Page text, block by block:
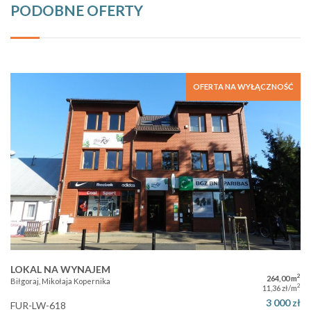
PODOBNE OFERTY
OFERTA NA WYŁĄCZNOŚĆ
LOKAL NA WYNAJEM
Biłgoraj, Mikołaja Kopernika 264,00 m2
11,36 zł/m2
FUR-LW-618 3 000 zł